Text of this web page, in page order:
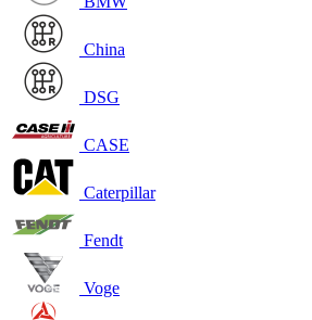
China
DSG
CASE
Caterpillar
Fendt
Voge